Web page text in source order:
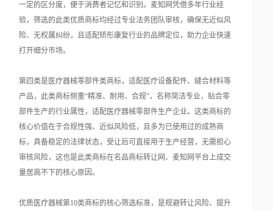
一定的区分度，便于消费者记忆和识别。麦知网凭借多年行业经
验，筛选的此类优质商标均经过专业法务团队审核，确保无近似风
险、无权属纠纷，且适配矫形康复行业的品牌定位，助力企业快速
打开细分市场。
第四类是医疗器械零部件类商标，适配医疗设备配件、缝合材料等
产品，此类商标侧重“精准、耐用、合规”，名称简洁专业，贴合零
部件生产的行业属性，适配医疗器械零部件生产企业。这类商标的
核心价值在于合规性强、近似风险低，且多为已使用过的成熟商
标，具备稳定的法律状态，受让后可直接用于生产经营，无需担心
审核风险，这也是此类商标在名品商标转让网、麦知网平台上成交
量居高不下的核心原因。
优质医疗器械第10类商标的核心筛选标准，是规避转让风险、提升